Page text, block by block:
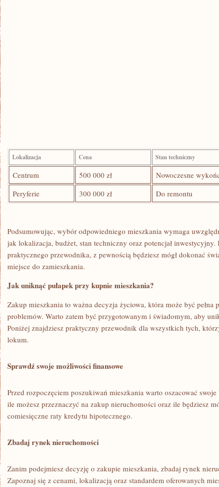
Lokalizacja Cena Stan⁣ techniczny
Centrum 500 000 zł
Nowoczesne
Peryferie
300 000 zł Do remontu
Podsumowując, wybór odpowiedniego mieszkania wymaga
⁤jak⁣ lokalizacja, budżet, stan techniczny oraz potencjał inwestycyjny.
praktycznego przewodnika, z pewnością będziesz⁤ mógł dokonać
miejsce do zamieszkania.
Jak uniknąć pułapek przy kupnie ​mieszkania?
Zakup⁢ mieszkania to ważna decyzja życiowa, która może być pełna
problemów. Warto zatem ⁤być przygotowanym i świadomym,⁤ aby
Poniżej ⁤znajdziesz praktyczny przewodnik dla wszystkich tych,
lokum.
Sprawdź swoje możliwości finansowe
Przed rozpoczęciem ⁣poszukiwań mieszkania warto oszacować
ile możesz przeznaczyć na zakup nieruchomości oraz ile będziesz
comiesięczne raty kredytu hipotecznego.
Zbadaj rynek nieruchomości
Zanim podejmiesz decyzję o zakupie⁤ mieszkania, zbadaj rynek⁤
Zapoznaj się z cenami,⁤ lokalizacją oraz standardem oferowanych